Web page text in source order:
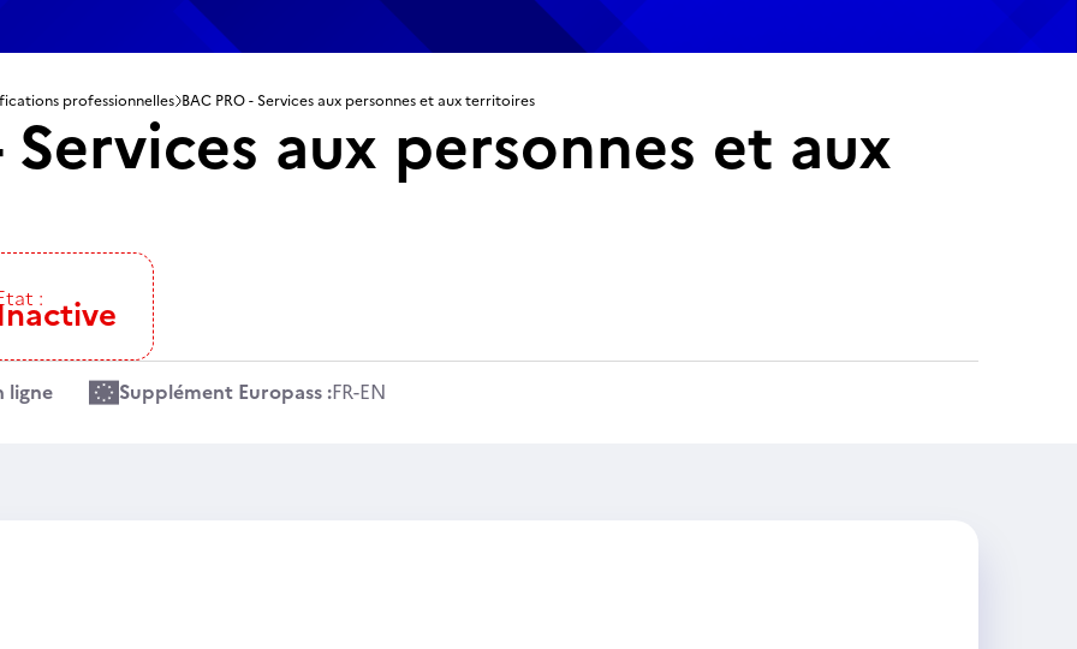
professionnelles BAC PRO - Services aux personnes et aux territoires
Services aux personnes et aux
:
ligne Supplément Europass :FR-EN